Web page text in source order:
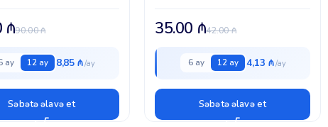
90.00₼
₼
ay 12 ay 8,85 ₼
Səbətə əlavə et
42.00₼
35.00 ₼
6 ay 12 ay 4,13 ₼
Səbətə əlavə et